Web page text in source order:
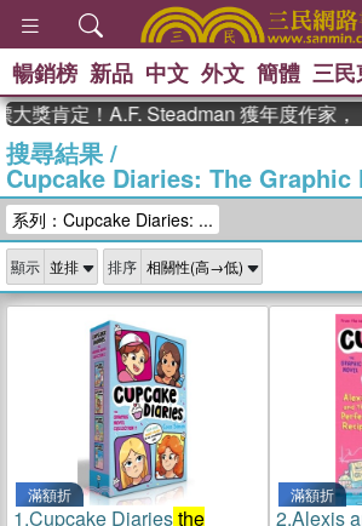
、 The Odyssey
史是一群喵 、
登輝時代 、 數
偉大的迷走神經
暢銷榜 新品 中文 外文 簡體 三
獎肯定！A.F. Steadman 獲年度作家
搜尋結果/
Cupcake Diaries: The Graphic
系列：Cupcake Diaries: ...
顯示 排序
滿額折
1.Cupcake Diariesthe
滿額折
2.Alexis